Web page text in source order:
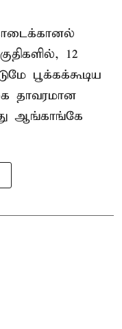
12
பூக்கக்கூடிய
தாவரமான
ஆங்காங்கே